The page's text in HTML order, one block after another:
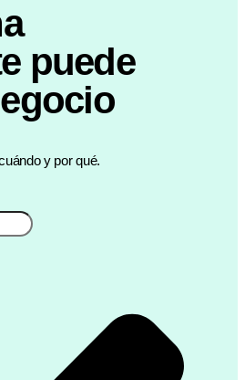
puede
y por qué.